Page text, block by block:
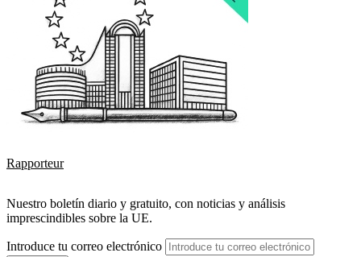
Rapporteur
Nuestro boletín diario y gratuito, con noticias y análisis
imprescindibles sobre la UE.
Introduce tu correo electrónico